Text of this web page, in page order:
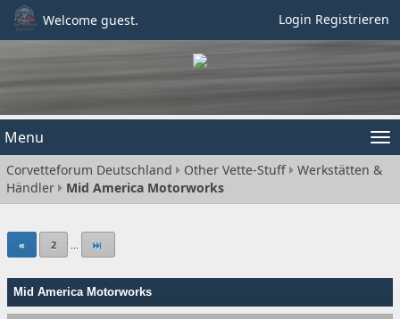
Welcome guest. Login Registrieren
Menu
Corvetteforum Deutschland Other Vette-Stuff
Werkstätten &
Händler
Mid America Motorworks
« 2 ...
Mid America Motorworks